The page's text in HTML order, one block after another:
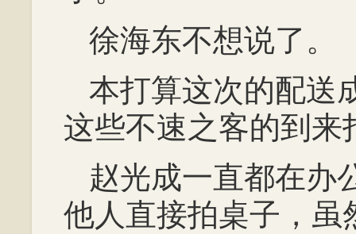
徐海东不想说了。
本打算这次的配送
这些不速之客的到来
赵光成一直都在办
他人直接拍桌子，虽